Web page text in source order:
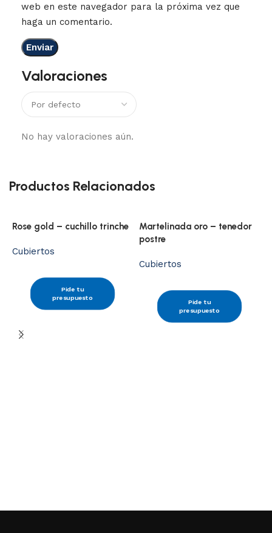
Valoraciones
No hay valoraciones aún.
web en este navegador para la próxima vez que
haga un comentario.
Productos Relacionados
Rose gold – cuchillo trinche
Cubiertos
Pide tu
presupuesto
Martelinada oro – tenedor
postre
Cubiertos
Pide tu
presupuesto